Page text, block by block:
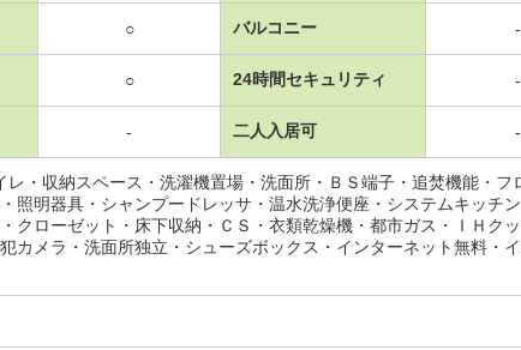
○ バルコニー -
○ 24時間セキュリティ -
- 二人入居可 -
・収納スペース・洗濯機置場・洗面所・ＢＳ端子・追焚機能・フ
照明器具・シャンプードレッサ・温水洗浄便座・システムキッチ
クローゼット・床下収納・ＣＳ・衣類乾燥機・都市ガス・ＩＨク
カメラ・洗面所独立・シューズボックス・インターネット無料・